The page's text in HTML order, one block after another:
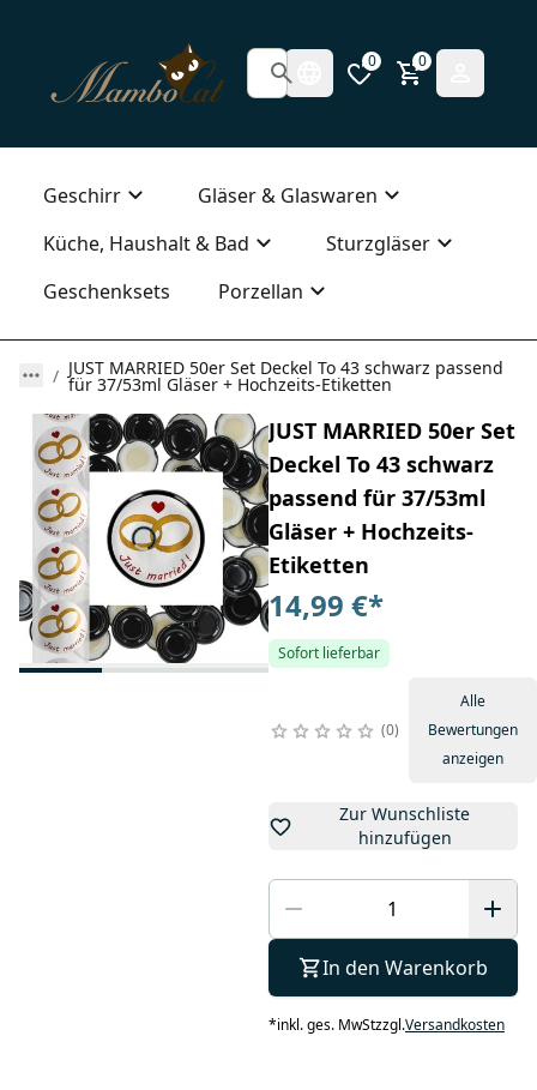
0 0
Geschirr
Gläser & Glaswaren
Küche, Haushalt & Bad
Sturzgläser
Geschenksets
Porzellan
JUST MARRIED 50er Set Deckel To 43 schwarz passend
für 37/53ml Gläser + Hochzeits-Etiketten
JUST MARRIED 50er Set
Deckel To 43 schwarz
passend für 37/53ml
Gläser + Hochzeits-
Etiketten
14,99 €*
Sofort lieferbar
0
Alle
Bewertungen
anzeigen
Zur Wunschliste
hinzufügen
In den Warenkorb
*inkl. ges. MwStzzgl.Versandkosten